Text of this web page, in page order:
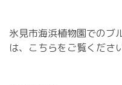
氷見市海浜植物園でのブ
は、 こちらをご覧くださ